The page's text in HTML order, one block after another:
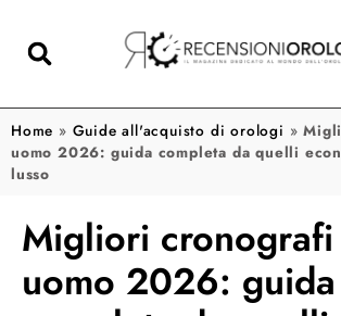
Home » Guide all'acquisto di orologi »
uomo 2026: guida completa da quelli
lusso
Migliori cronografi
uomo 2026: guida